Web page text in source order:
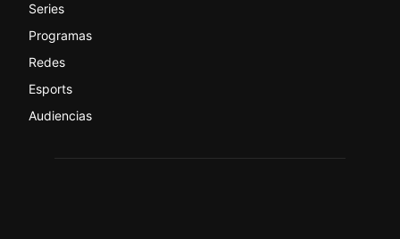
Series
Programas
Redes
Esports
Audiencias